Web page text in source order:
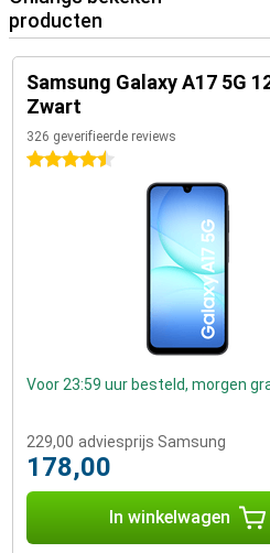
producten
Samsung Galaxy A17 5G
Zwart
326 geverifieerde reviews
4.5 sterren
Voor 23:59 uur besteld, morgen
229,00 adviesprijs Samsung
178,00
In winkelwagen